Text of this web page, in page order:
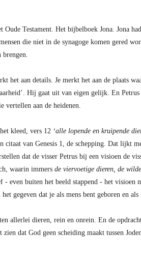
Testament. Het bijbelboek Jona. Jona
die niet in de synagoge komen gered
brengen.
het aan details. Je merkt het aan de plaats
Hij gaat uit van eigen gelijk. En
vertellen aan de heidenen.
kleed, vers 12 ‘alle lopende en kruipende
citaat van Genesis 1, de schepping. Dat lijkt
dat de visser Petrus bij een visioen de
waarin immers de viervoetige dieren, de
even buiten het beeld stappend - het
gegeven dat je als mens bent geboren en
allerlei dieren, rein en onrein. En de
zien dat God geen scheiding maakt tussen